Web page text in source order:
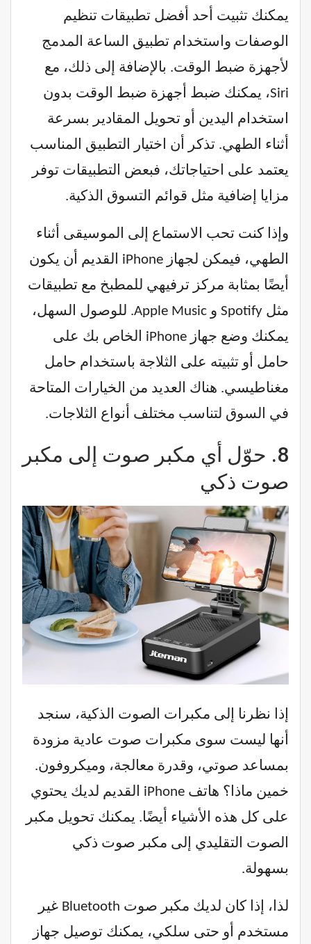
يمكنك تثبيت أحد أفضل تطبيقات تنظيم
الوصفات واستخدام تطبيق الساعة المدمج
لأجهزة ضبط الوقت. بالإضافة إلى ذلك، مع
Siri، يمكنك ضبط أجهزة ضبط الوقت بدون
استخدام اليدين أو تحويل المقادير بسرعة
أثناء الطهي. تذكر أن اختيار التطبيق المناسب
يعتمد على احتياجاتك، فبعض التطبيقات توفر
مزايا إضافية مثل قوائم التسوق الذكية.
وإذا كنت تحب الاستماع إلى الموسيقى أثناء
الطهي، فيمكن لجهاز iPhone القديم أن يكون
أيضًا بمثابة مركز ترفيهي للمطبخ مع تطبيقات
مثل Spotify و Apple Music. للوصول السهل،
يمكنك وضع جهاز iPhone الخاص بك على
حامل أو تثبيته على الثلاجة باستخدام حامل
مغناطيسي. هناك العديد من الخيارات المتاحة
في السوق لتناسب مختلف أنواع الثلاجات.
8. حوّل أي مكبر صوت إلى مكبر
صوت ذكي
إذا نظرنا إلى مكبرات الصوت الذكية، سنجد
أنها ليست سوى مكبرات صوت عادية مزودة
بمساعد صوتي، وقدرة معالجة، وميكروفون.
خمين ماذا؟ هاتف iPhone القديم لديك يحتوي
على كل هذه الأشياء أيضًا. يمكنك تحويل مكبر
الصوت التقليدي إلى مكبر صوت ذكي
بسهولة.
لذا، إذا كان لديك مكبر صوت Bluetooth غير
مستخدم أو حتى سلكي، يمكنك توصيل جهاز